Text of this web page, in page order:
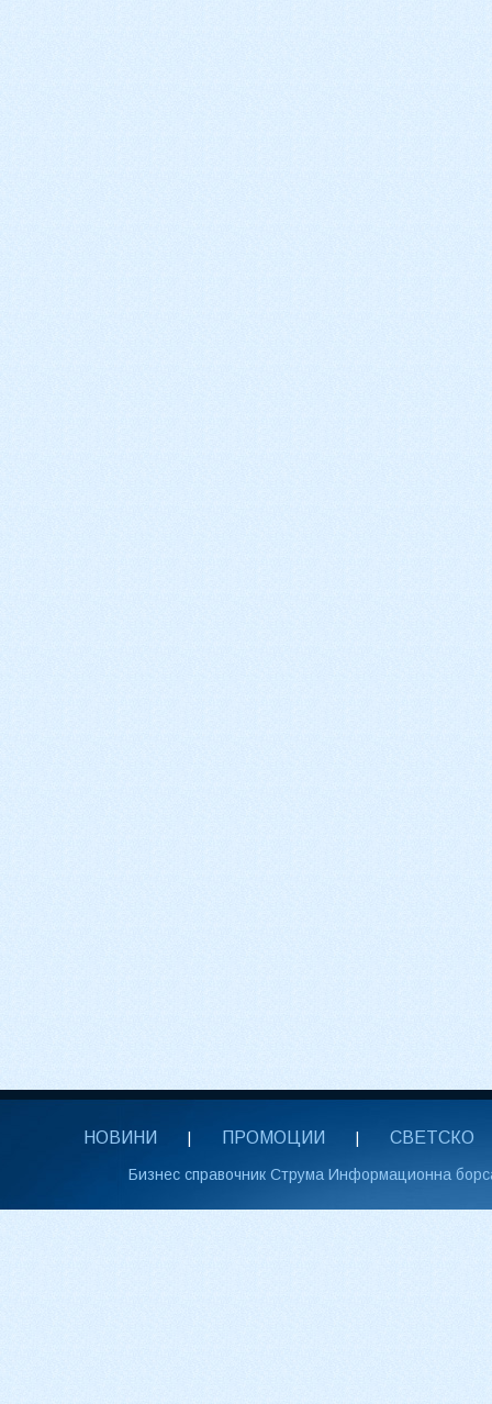
НОВИНИ ПРОМОЦИИ СВЕТСКО
Бизнес справочник Струма Информационна